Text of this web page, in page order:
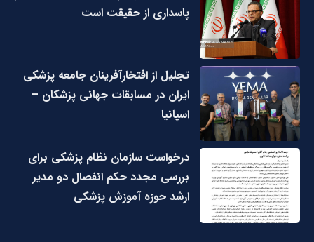
پاسداری از حقیقت است
تجلیل از افتخارآفرینان جامعه پزشکی
ایران در مسابقات جهانی پزشکان –
اسپانیا
درخواست سازمان نظام پزشکی برای
بررسی مجدد حکم انفصال دو مدیر
ارشد حوزه آموزش پزشکی